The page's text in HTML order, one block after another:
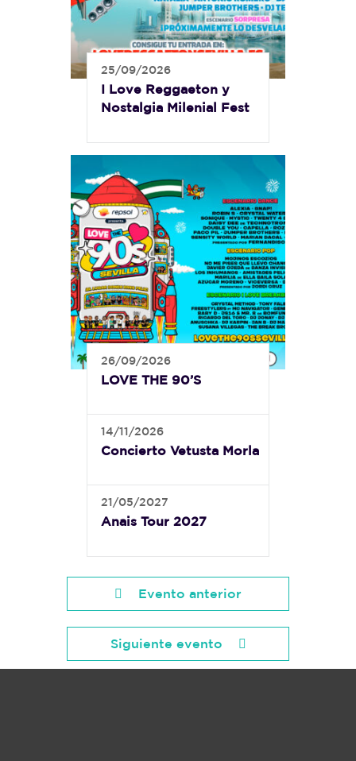
25/09/2026
I Love Reggaeton y
Nostalgia Milenial Fest
26/09/2026
LOVE THE 90’S
14/11/2026
Concierto Vetusta Morla
21/05/2027
Anais Tour 2027
Evento anterior
Siguiente evento